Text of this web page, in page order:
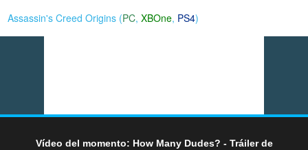
Assassin's Creed Origins (PC,XBOne, PS4)
Vídeo del momento: How Many Dudes? - Tráiler de